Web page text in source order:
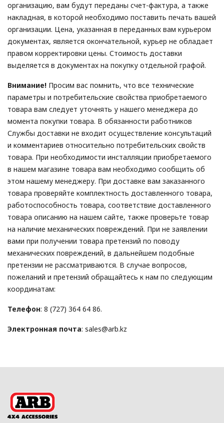
организацию, вам будут переданы счет-фактура, а также
накладная, в которой необходимо поставить печать вашей
организации. Цена, указанная в переданных вам курьером
документах, является окончательной, курьер не обладает
правом корректировки цены. Стоимость доставки
выделяется в документах на покупку отдельной графой.
Внимание! Просим вас помнить, что все технические
параметры и потребительские свойства приобретаемого
товара вам следует уточнять у нашего менеджера до
момента покупки товара. В обязанности работников
Службы доставки не входит осуществление консультаций
и комментариев относительно потребительских свойств
товара. При необходимости инсталляции приобретаемого
в нашем магазине товара вам необходимо сообщить об
этом нашему менеджеру. При доставке вам заказанного
товара проверяйте комплектность доставленного товара,
работоспособность товара, соответствие доставленного
товара описанию на нашем сайте, также проверьте товар
на наличие механических повреждений. При не заявлении
вами при получении товара претензий по поводу
механических повреждений, в дальнейшем подобные
претензии не рассматриваются. В случае вопросов,
пожеланий и претензий обращайтесь к нам по следующим
координатам:
Телефон: 8 (727) 364 64 86.
Электронная почта: sales@arb.kz